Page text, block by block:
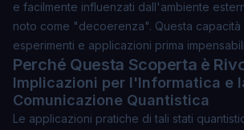
e facilmente influenzati dall'ambiente
noto come "decoerenza". Questa capacità
esperimenti e applicazioni prima
Perché Questa Scoperta è
Implicazioni per l'Informatica e
Comunicazione Quantistica
Le applicazioni pratiche di tali stati